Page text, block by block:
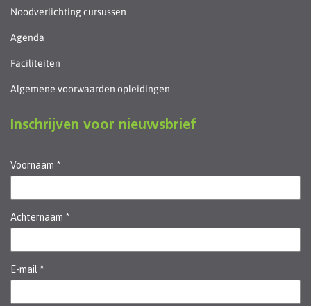
Noodverlichting cursussen
Agenda
Faciliteiten
Algemene voorwaarden opleidingen
Inschrijven voor nieuwsbrief